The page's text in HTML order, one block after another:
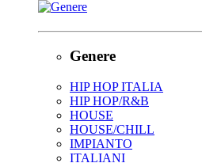
Genere
HIP HOP ITALIA
HIP HOP/R&B
HOUSE
HOUSE/CHILL
IMPIANTO
ITALIANI